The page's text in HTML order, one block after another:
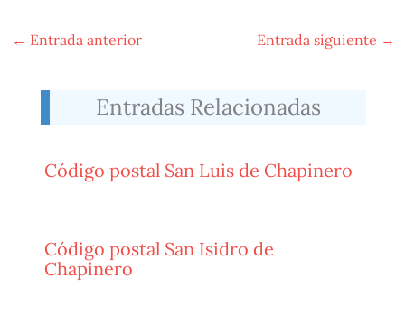
← Entrada anterior Entrada siguiente →
Entradas Relacionadas
Código postal San Luis de Chapinero
Código postal San Isidro de
Chapinero